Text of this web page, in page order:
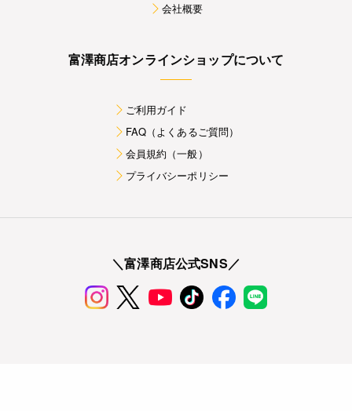
会社概要
富澤商店オンラインショップについて
ご利用ガイド
FAQ（よくあるご質問）
会員規約（一般）
プライバシーポリシー
＼富澤商店公式SNS／